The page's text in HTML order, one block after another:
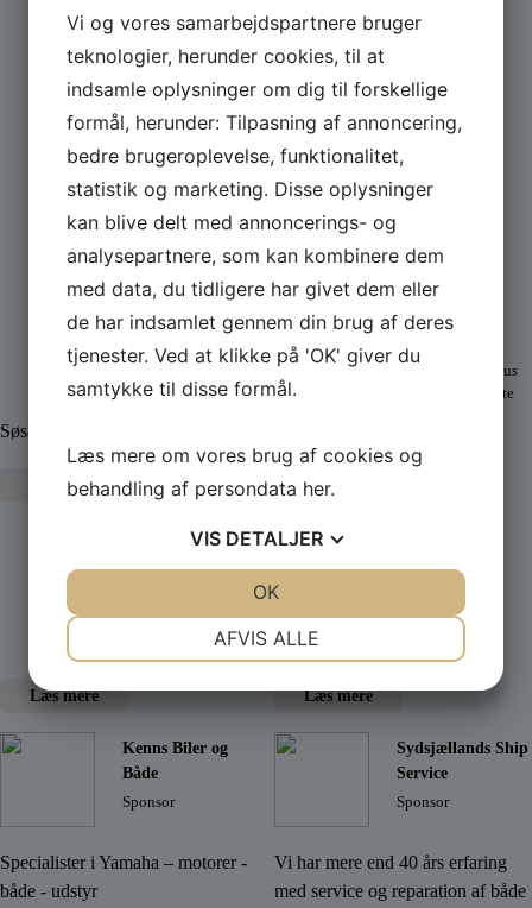
Vores Sponsorer og partnere:
Palles Kraner
Søsætning og transport af både
Læs mere
A.P. Møller
PSK´s nye klubhus
opføres med støtte
Læs mere Læs mere
Kenns Biler og
Både
Sponsor
Specialister i Yamaha – motorer -
både - udstyr
Sydsjællands Ship
Service
Sponsor
Vi har mere end 40 års erfaring
med service og reparation af både
Vi og vores samarbejdspartnere bruger
teknologier, herunder cookies, til at
indsamle oplysninger om dig til forskellige
formål, herunder: Tilpasning af annoncering,
bedre brugeroplevelse, funktionalitet,
statistik og marketing. Disse oplysninger
kan blive delt med annoncerings- og
analysepartnere, som kan kombinere dem
med data, du tidligere har givet dem eller
de har indsamlet gennem din brug af deres
tjenester. Ved at klikke på 'OK' giver du
samtykke til disse formål.
Læs mere om vores brug af cookies og
behandling af persondata her.
VIS DETALJER
STATISTIK
AFVIS ALLE
OK